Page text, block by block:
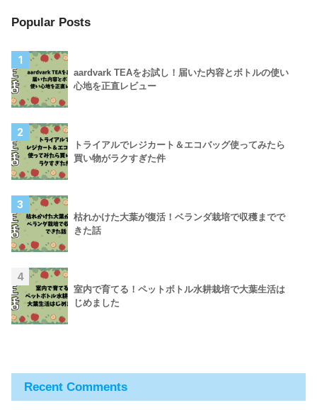
Popular Posts
1
aardvark TEAをお試し！届いた内容とボトルの使い
心地を正直レビュー
2
トライアルでレジカート＆エコバッグ使ってみたら
買い物がラクすぎた件
3
枯れかけた大葉が復活！ベランダ栽培で収穫までで
きた話
4
室内で育てる！ペットボトル水耕栽培で大葉生活は
じめました
Recent Comments